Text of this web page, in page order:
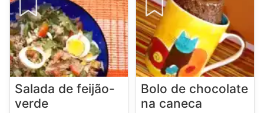
Salada de feijão-
verde
Bolo de chocolate
na caneca